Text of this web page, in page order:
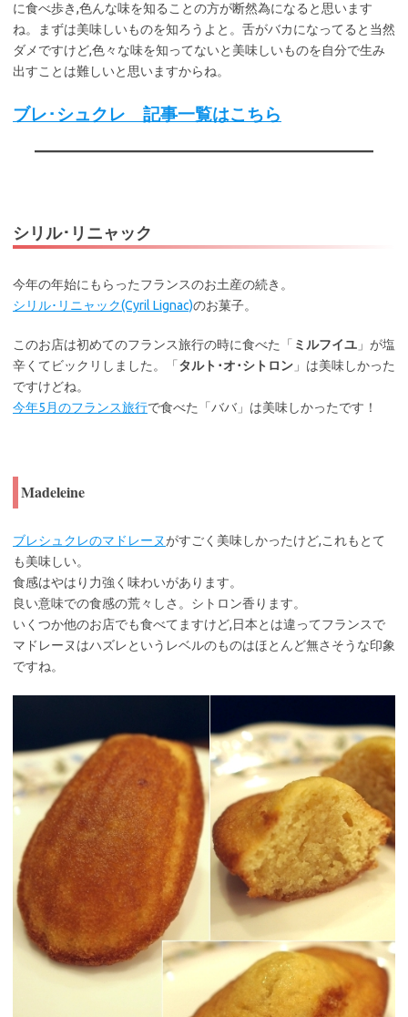
に食べ歩き,色んな味を知ることの方が断然為になると思います
ね。まずは美味しいものを知ろうよと。舌がバカになってると当然
ダメですけど,色々な味を知ってないと美味しいものを自分で生み
出すことは難しいと思いますからね。
ブレ･シュクレ 記事一覧はこちら
シリル･リニャック
今年の年始にもらったフランスのお土産の続き。
シリル･リニャック(Cyril Lignac)のお菓子。
このお店は初めてのフランス旅行の時に食べた「 ミルフイユ 」が塩
辛くてビックリしました。「タルト･オ･シトロン 」は美味しかった
ですけどね。
今年5月のフランス旅行で食べた「ババ」は美味しかったです！
Madeleine
ブレシュクレのマドレーヌがすごく美味しかったけど,これもとて
も美味しい。
食感はやはり力強く味わいがあります。
良い意味での食感の荒々しさ。シトロン香ります。
いくつか他のお店でも食べてますけど,日本とは違ってフランスで
マドレーヌはハズレというレベルのものはほとんど無さそうな印象
ですね。